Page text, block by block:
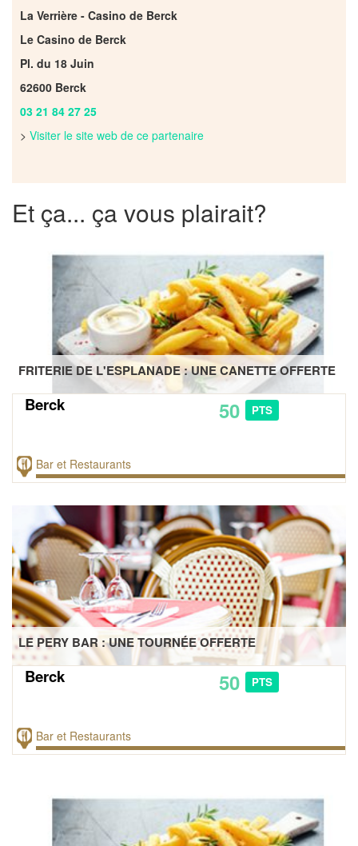
La Verrière - Casino de Berck
Le Casino de Berck
Pl. du 18 Juin
62600 Berck
03 21 84 27 25
> Visiter le site web de ce partenaire
Et ça... ça vous plairait?
FRITERIE DE L'ESPLANADE : UNE CANETTE OFFERTE
Berck 50 PTS
Bar et Restaurants
LE PERY BAR : UNE TOURNÉE OFFERTE
Berck 50 PTS
Bar et Restaurants